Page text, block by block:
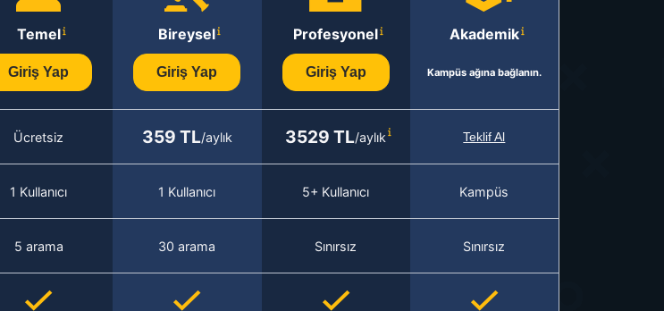
Temel
Giriş Yap
Bireysel
Giriş Yap
Profesyonel
Giriş Yap
Akademik
Kampüs ağına bağlanın.
Ücretsiz 359 TL/aylık 3529 TL/aylık Teklif Al
1 Kullanıcı 1 Kullanıcı 5+ Kullanıcı Kampüs
5 arama 30 arama Sınırsız Sınırsız